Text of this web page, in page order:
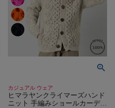
カジュアル ウェア
ヒマラヤンクライマーズハンド
ニット 手編みショールカーディ